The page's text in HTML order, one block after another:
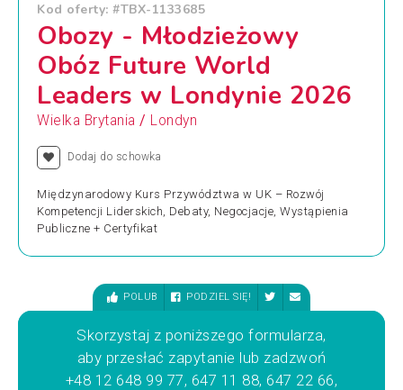
Kod oferty: #TBX-1133685
Obozy - Młodzieżowy
Obóz Future World
Leaders w Londynie 2026
Wielka Brytania / Londyn
Dodaj do schowka
Międzynarodowy Kurs Przywództwa w UK – Rozwój
Kompetencji Liderskich, Debaty, Negocjacje, Wystąpienia
Publiczne + Certyfikat
POLUB PODZIEL SIĘ!
Skorzystaj z poniższego formularza,
aby przesłać zapytanie lub zadzwoń
+48 12 648 99 77, 647 11 88, 647 22 66,